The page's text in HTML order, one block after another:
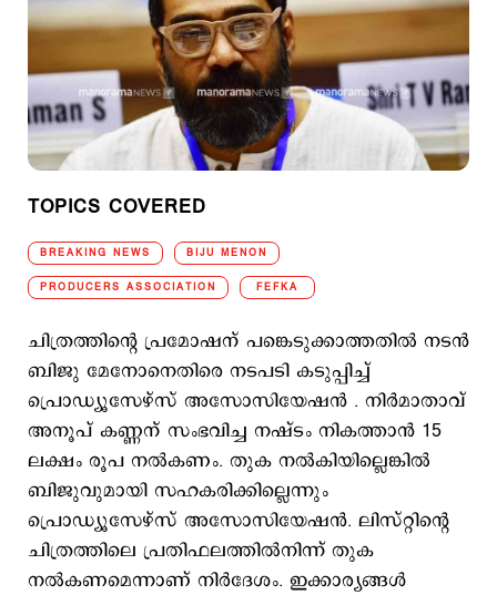
TOPICS COVERED
BREAKING NEWS BIJU MENON
PRODUCERS ASSOCIATION FEFKA
ചിത്രത്തിന്റെ പ്രമോഷന് പങ്കെടുക്കാത്തതില്‍ നടന്‍
ബിജു മേനോനെതിരെ നടപടി കടുപ്പിച്ച്
പ്രൊഡ്യൂസേഴ്സ് അസോസിയേഷന്‍ . നിര്‍മാതാവ്
അനൂപ് കണ്ണന് സംഭവിച്ച നഷ്ടം നികത്താന്‍ 15
ലക്ഷം രൂപ നല്‍കണം. തുക നല്‍കിയില്ലെങ്കില്‍
ബിജുവുമായി സഹകരിക്കില്ലെന്നും
പ്രൊഡ്യൂസേഴ്സ് അസോസിയേഷന്‍. ലിസ്റ്റിന്റെ
ചിത്രത്തിലെ പ്രതിഫലത്തില്‍നിന്ന് തുക
നല്‍കണമെന്നാണ് നിര്‍ദേശം. ഇക്കാര്യങ്ങള്‍